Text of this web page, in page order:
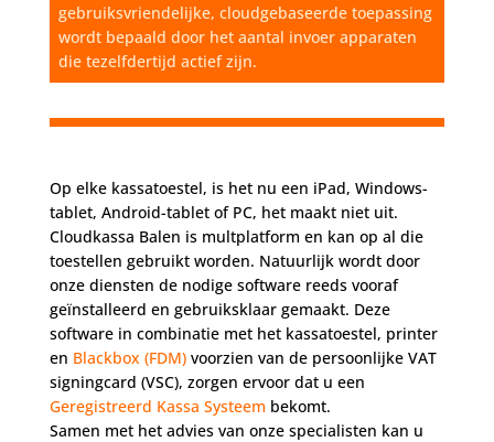
gebruiksvriendelijke, cloudgebaseerde toepassing
wordt bepaald door het aantal invoer apparaten
die tezelfdertijd actief zijn.
Op elke kassatoestel, is het nu een iPad, Windows-
tablet, Android-tablet of PC, het maakt niet uit.
Cloudkassa Balen is multplatform en kan op al die
toestellen gebruikt worden. Natuurlijk wordt door
onze diensten de nodige software reeds vooraf
geïnstalleerd en gebruiksklaar gemaakt. Deze
software in combinatie met het kassatoestel, printer
en Blackbox (FDM)voorzien van de persoonlijke VAT
signingcard (VSC), zorgen ervoor dat u een
Geregistreerd Kassa Systeem bekomt.
Samen met het advies van onze specialisten kan u